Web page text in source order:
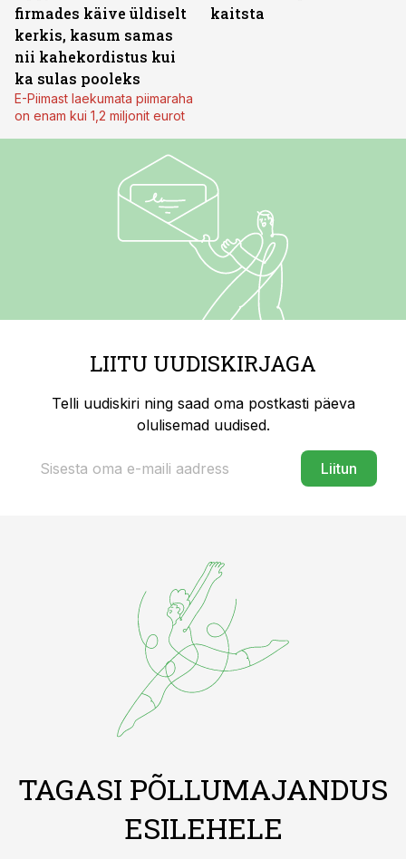
firmades käive üldiselt
kerkis, kasum samas
nii kahekordistus kui
ka sulas pooleks
E-Piimast laekumata piimaraha
on enam kui 1,2 miljonit eurot
kaitsta
LIITU UUDISKIRJAGA
Telli uudiskiri ning saad oma postkasti päeva
olulisemad uudised.
Liitun
TAGASI PÕLLUMAJANDUS
ESILEHELE